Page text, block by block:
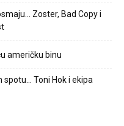
Zoster, Bad Copy i
američku binu
Toni Hok i ekipa